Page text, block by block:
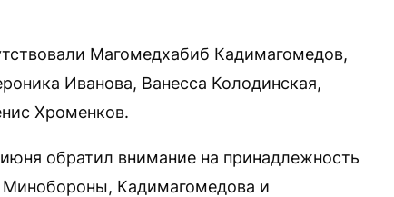
Магомедхабиб Кадимагомедов,
Иванова, Ванесса Колодинская,
Хроменков.
обратил внимание на принадлежность
Минобороны, Кадимагомедова и